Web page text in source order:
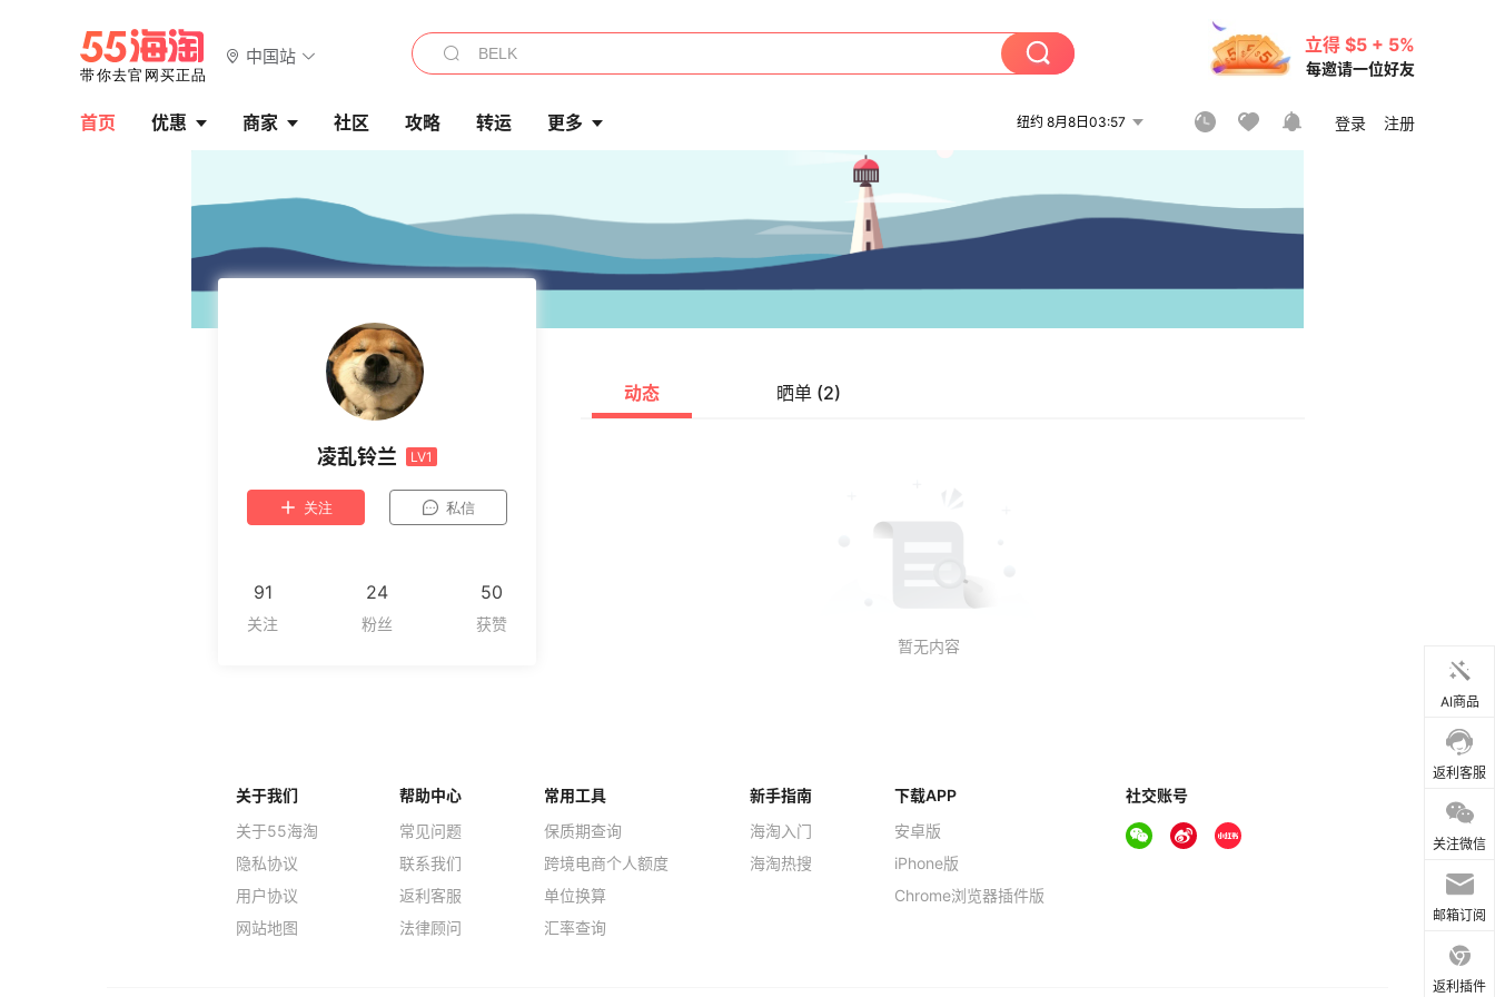
中国站
立得 $5 + 5%
每邀请一位好友
首页 优惠 商家 社区 攻略 转运 更多 纽约 8月8日03:57 登录 注册
凌乱铃兰 LV1
关注 私信
91 24 50
动态 晒单 (2)
AI商品
返利客服
关注微信
邮箱订阅
返利插件
关于我们
关于55海淘
隐私协议
用户协议
网站地图
帮助中心
常见问题
联系我们
返利客服
法律顾问
常用工具
保质期查询
跨境电商个人额度
单位换算
汇率查询
新手指南
海淘入门
海淘热搜
下载APP
安卓版
iPhone版
Chrome浏览器插件版
社交账号